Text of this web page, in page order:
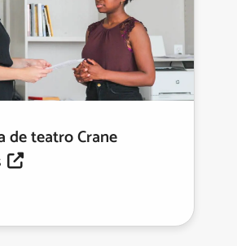
de teatro Crane